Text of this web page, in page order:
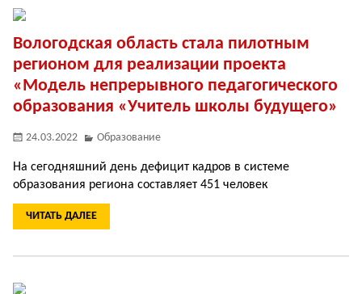
Вологодская область стала пилотным
регионом для реализации проекта
«Модель непрерывного педагогического
образования «Учитель школы будущего»
24.03.2022 Образование
На сегодняшний день дефицит кадров в системе
образования региона составляет 451 человек
ЧИТАТЬ ДАЛЕЕ